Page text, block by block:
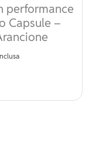
performance
Capsule –